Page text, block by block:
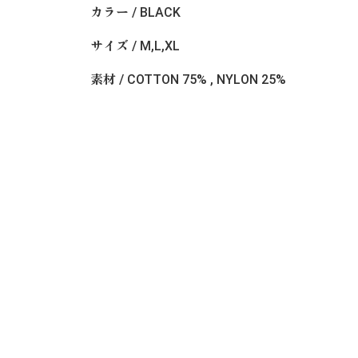
カラー / BLACK
サイズ / M,L,XL
素材 / COTTON 75% , NYLON 25%